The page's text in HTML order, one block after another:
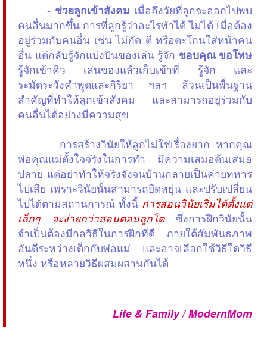
- ช่วยลูกเข้าสังคม เมื่อถึงวัยที่ลูกจะออกไปพบ
คนอื่นมากขึ้น การที่ลูกรู้ว่าอะไรทำได้ ไม่ได้ เมื่อต้อง
อยู่ร่วมกับคนอื่น เช่น ไม่กัด ตี หรือตะโกนใส่หน้าคน
อื่น แต่กลับรู้จักแบ่งปันของเล่น รู้จัก ขอบคุณ ขอโทษ
รู้จักเข้าคิว เล่นของแล้วเก็บเข้าที่ รู้จัก และ
ระมัดระวังคำพูดและกิริยา ฯลฯ ล้วนเป็นพื้นฐาน
สำคัญที่ทำให้ลูกเข้าสังคม และสามารถอยู่ร่วมกับ
คนอื่นได้อย่างมีความสุข
การสร้างวินัยให้ลูกไม่ใช่เรื่องยาก หากคุณ
พ่อคุณแม่ตั้งใจจริงในการทำ มีความเสมอต้นเสมอ
ปลาย แต่อย่าทำให้จริงจังจนบ้านกลายเป็นค่ายทหาร
ไปเสีย เพราะวินัยนั้นสามารถยืดหยุ่น และปรับเปลี่ยน
ไปได้ตามสถานการณ์ ทั้งนี้ การสอนวินัยเริ่มได้ตั้งแต่
เล็กๆ จะง่ายกว่าสอนตอนลูกโตซึ่งการฝึกวินัยนั้น
จำเป็นต้องมีกลวิธีในการฝึกที่ดี ภายใต้สัมพันธภาพ
อันดีระหว่างเด็กกับพ่อแม่ และอาจเลือกใช้วิธีใดวิธี
หนึ่ง หรือหลายวิธีผสมผสานกันได้
Life & Family / ModernMom